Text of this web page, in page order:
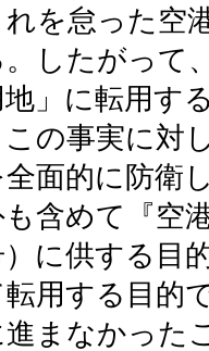
れを怠った空
。したがって
地」に転用す
の事実に対
全面的に防衛
含めて『空
に供する目
転用する目的
進まなかった